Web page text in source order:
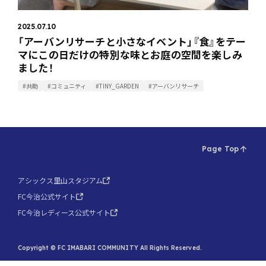
2025.07.10
「アーバンリサーチと小さなイベント」『食』をテー
マにこの日だけの特別な味とお庭の空間を楽しみ
ました！
#共助 #コミュニティ #TINY_GARDEN #アーバンリサーチ
Page Top
アシックス里山スタジアム
FC今治公式サイト
FC今治レディース公式サイト
Copyright © FC IMABARI COMMUNITY All Rights Reserved.